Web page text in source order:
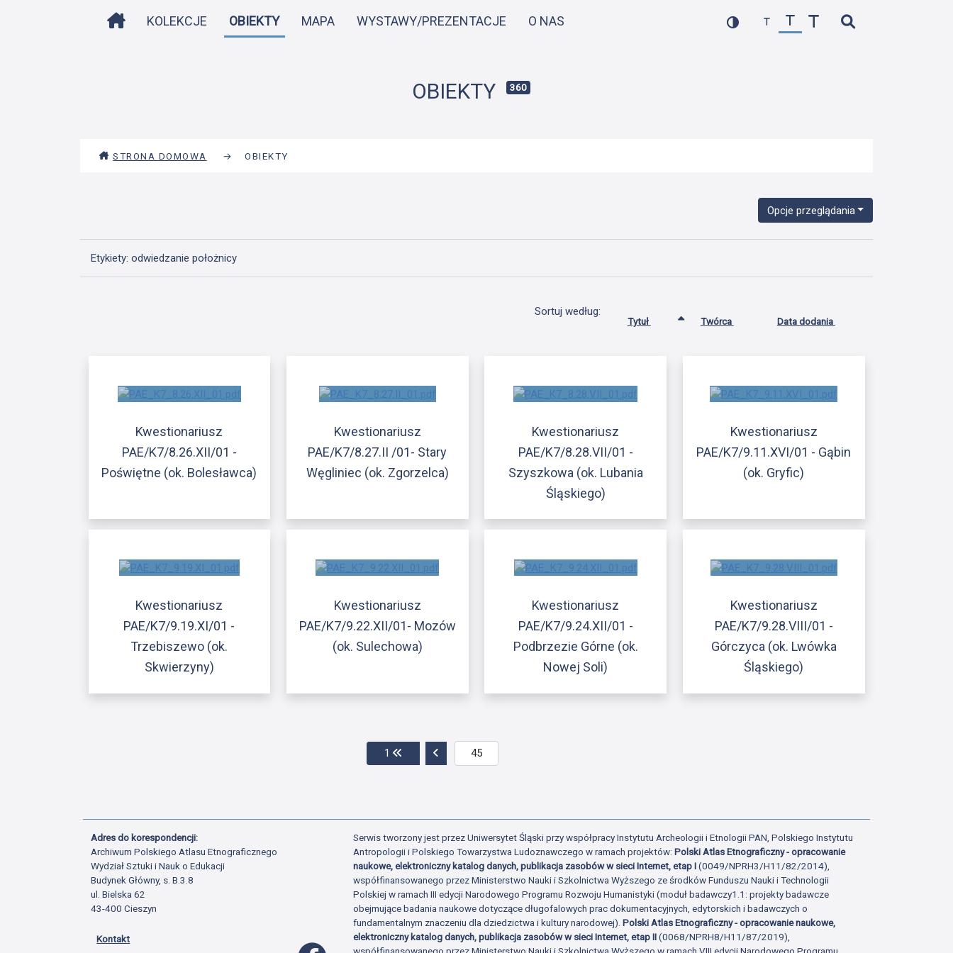
do
STRONA DOMOWA
KOLEKCJE OBIEKTY MAPA WYSTAWY/PREZENTACJE O NAS
OBIEKTY 360
STRONA DOMOWA → OBIEKTY
Opcje przeglądania
Etykiety: odwiedzanie położnicy
Sortuj według:
Tytuł Twórca Data dodania
Kwestionariusz
PAE/K7/8.26.XII/01 -
Poświętne (ok. Bolesławca)
Kwestionariusz
PAE/K7/8.27.II /01- Stary
Węgliniec (ok. Zgorzelca)
Kwestionariusz
PAE/K7/8.28.VII/01 -
Szyszkowa (ok. Lubania
Śląskiego)
Kwestionariusz
PAE/K7/9.11.XVI/01 - Gąbin
(ok. Gryfic)
Kwestionariusz
PAE/K7/9.19.XI/01 -
Trzebiszewo (ok.
Skwierzyny)
Kwestionariusz
PAE/K7/9.22.XII/01- Mozów
(ok. Sulechowa)
Kwestionariusz
PAE/K7/9.24.XII/01 -
Podbrzezie Górne (ok.
Nowej Soli)
Kwestionariusz
PAE/K7/9.28.VIII/01 -
Górczyca (ok. Lwówka
Śląskiego)
1 Przejdź do pierwszej strony
Przejdź do poprzedniej strony
Adres do korespondencji:
Archiwum Polskiego Atlasu Etnograficznego
Wydział Sztuki i Nauk o Edukacji
Budynek Główny, s. B.3.8
ul. Bielska 62
43-400 Cieszyn
Kontakt
Profil Facebook
Serwis tworzony jest przez Uniwersytet Śląski przy współpracy Instytutu Archeologii i Etnologii PAN, Polskiego Instytutu
Antropologii i Polskiego Towarzystwa Ludoznawczego w ramach projektów:Polski Atlas Etnograficzny - opracowanie
naukowe, elektroniczny katalog danych, publikacja zasobów w sieci Internet, etap I(0049/NPRH3/H11/82/2014),
współfinansowanego przez Ministerstwo Nauki i Szkolnictwa Wyższego ze środków Funduszu Nauki i Technologii
Polskiej w ramach III edycji Narodowego Programu Rozwoju Humanistyki (moduł badawczy1.1: projekty badawcze
obejmujące badania naukowe dotyczące długofalowych prac dokumentacyjnych, edytorskich i badawczych o
fundamentalnym znaczeniu dla dziedzictwa i kultury narodowej).Polski Atlas Etnograficzny - opracowanie naukowe,
elektroniczny katalog danych, publikacja zasobów w sieci Internet, etap II(0068/NPRH8/H11/87/2019),
współfinansowanego przez Ministerstwo Nauki i Szkolnictwa Wyższego w ramach VIII edycji Narodowego Programu